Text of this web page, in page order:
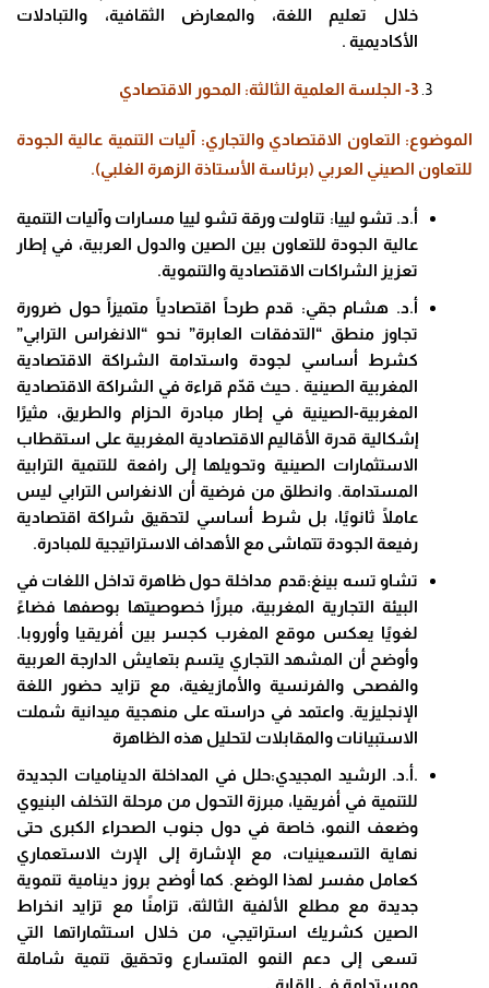
خلال تعليم اللغة، والمعارض الثقافية، والتبادلات
الأكاديمية .
3- الجلسة العلمية الثالثة: المحور الاقتصادي
الموضوع: التعاون الاقتصادي والتجاري: آليات التنمية عالية الجودة
للتعاون الصيني العربي (برئاسة الأستاذة الزهرة الغلبي).
أ.د. تشو لييا: تناولت ورقة تشو لييا مسارات وآليات التنمية
عالية الجودة للتعاون بين الصين والدول العربية، في إطار
تعزيز الشراكات الاقتصادية والتنموية.
أ.د. هشام جقي: قدم طرحاً اقتصادياً متميزاً حول ضرورة
تجاوز منطق “التدفقات العابرة” نحو “الانغراس الترابي”
كشرط أساسي لجودة واستدامة الشراكة الاقتصادية
المغربية الصينية . حيث قدّم قراءة في الشراكة الاقتصادية
المغربية-الصينية في إطار مبادرة الحزام والطريق، مثيرًا
إشكالية قدرة الأقاليم الاقتصادية المغربية على استقطاب
الاستثمارات الصينية وتحويلها إلى رافعة للتنمية الترابية
المستدامة. وانطلق من فرضية أن الانغراس الترابي ليس
عاملًا ثانويًا، بل شرط أساسي لتحقيق شراكة اقتصادية
رفيعة الجودة تتماشى مع الأهداف الاستراتيجية للمبادرة.
تشاو تسه بينغ:قدم مداخلة حول ظاهرة تداخل اللغات في
البيئة التجارية المغربية، مبرزًا خصوصيتها بوصفها فضاءً
لغويًا يعكس موقع المغرب كجسر بين أفريقيا وأوروبا.
وأوضح أن المشهد التجاري يتسم بتعايش الدارجة العربية
والفصحى والفرنسية والأمازيغية، مع تزايد حضور اللغة
الإنجليزية. واعتمد في دراسته على منهجية ميدانية شملت
الاستبيانات والمقابلات لتحليل هذه الظاهرة
.أ.د. الرشيد المجيدي:حلل في المداخلة الديناميات الجديدة
للتنمية في أفريقيا، مبرزة التحول من مرحلة التخلف البنيوي
وضعف النمو، خاصة في دول جنوب الصحراء الكبرى حتى
نهاية التسعينيات، مع الإشارة إلى الإرث الاستعماري
كعامل مفسر لهذا الوضع. كما أوضح بروز دينامية تنموية
جديدة مع مطلع الألفية الثالثة، تزامنًا مع تزايد انخراط
الصين كشريك استراتيجي، من خلال استثماراتها التي
تسعى إلى دعم النمو المتسارع وتحقيق تنمية شاملة